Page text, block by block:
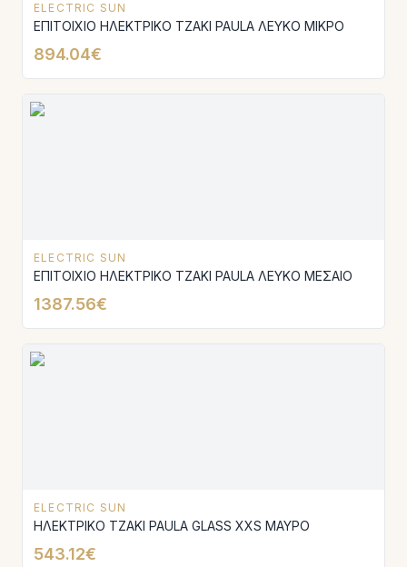
ELECTRIC SUN
ΕΠΙΤΟΙΧΙΟ ΗΛΕΚΤΡΙΚΟ ΤΖΑΚΙ PAULA ΛΕΥΚΟ ΜΙΚΡΟ
894.04€
ELECTRIC SUN
ΕΠΙΤΟΙΧΙΟ ΗΛΕΚΤΡΙΚΟ ΤΖΑΚΙ PAULA ΛΕΥΚΟ ΜΕΣΑΙΟ
1387.56€
ELECTRIC SUN
ΗΛΕΚΤΡΙΚΟ ΤΖΑΚΙ PAULA GLASS XXS ΜΑΥΡΟ
543.12€